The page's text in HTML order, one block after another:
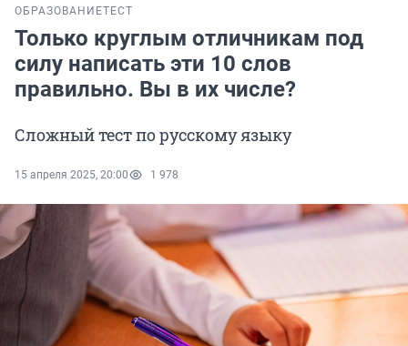
ОБРАЗОВАНИЕТЕСТ
Только круглым отличникам под
силу написать эти 10 слов
правильно. Вы в их числе?
Сложный тест по русскому языку
15 апреля 2025, 20:00 1 978